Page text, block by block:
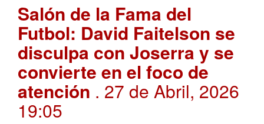
Salón de la Fama del
Futbol: David Faitelson se
disculpa con Joserra y se
convierte en el foco de
atención . 27 de Abril, 2026
19:05